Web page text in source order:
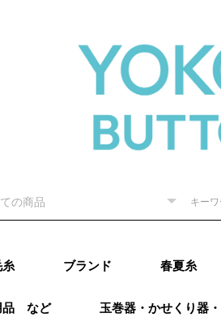
Puppy (パピー)
DARUMA（ダルマ）
RICHMORE（リッチ
ハマナカ
ダイヤモンド毛糸
NASKA（ナスカ）
LANG（ラング）
Katia（カティア）
オリムパス
Puppy (パピー)
DARUMA（ダルマ）
RICHMORE（リッチ
ハマナカ
ダイヤモンド毛糸
LANG(ラング)
糸
(パピー) 秋
（リッチ
（ダルマ）
カ 秋冬
（内藤商
ンド毛糸
クター 秋
元廣）秋冬
パス 秋冬
ラング）秋
カティア）
パール）秋
レギア）秋
（プロラ
Hugs（ウー
（マラブ
(ローワ
リゼ）秋冬
（ニットプ
（アース
du
ブランド
Puppy(パピー)
RICHMORE(リッチ
DARUMA(ダルマ)
ハマナカ
NASKA（内藤商
ダイヤモンド毛糸
ニッケビクター
スキー（元廣)
オリムパス
メルヘンアート
アトリエksk
LANG(ラング)
Katia（カティア）
Opal(オパール)
REGIA（レギア）
PRO LANA（プロラ
Woolly Hugs（ウー
malabrigo(マラブ
ROWAN(ローワン）
alize(アリゼ）
Urthyarns（アース
LAINES du
BEYOND THE
addi（アディ）
LYKKE（リッケ）
クロバー
チューリップ
Knit pro（ニットプ
LANTERNMOON（ラ
Prym（プリム）
日本ヴォーグ社
タカギ繊維
春夏糸
Puppy (パ
DARUMA
ハマナカ
NASKA（
ダイヤモン
ニッケビク
スキー（元
メルヘンア
LANG（ラ
Katia（カ
Opal（オ
REGIA（
PRO
malabrigo
ROWAN (
alize (アリ
Urthyarns
DMC
タカギ繊維
品 など 玉巻器・かせくり器